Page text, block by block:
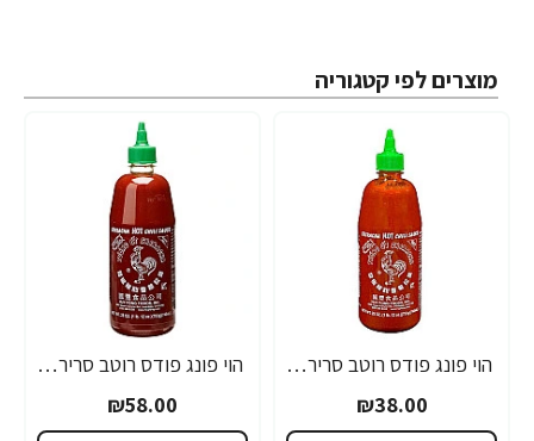
מוצרים לפי קטגוריה
הוי פונג פודס רוטב סריראצ'ה פלפל צ'ילי חריף 435 גרם - מבית HUY FONG FOODS
₪38.00
הוי פונג פודס רוטב סריראצ'ה פלפל צ'ילי חריף 793 גרם - מבית HUY FONG FOODS
₪58.00